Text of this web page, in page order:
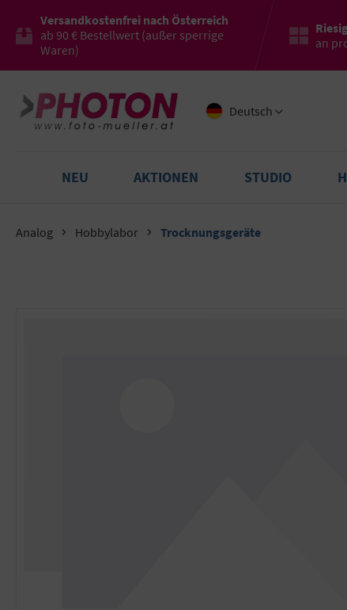
Versandkostenfrei nach Österreich
ab 90 € Bestellwert (außer sperrige
Waren)
an
Deutsch
NEU AKTIONEN STUDIO
Analog Hobbylabor Trocknungsgeräte